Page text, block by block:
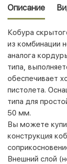
Описание
Кобура
из комбинации
аналога
типа,
обеспечивает
пистолета.
типа для
50 мм.
Вы можете
конструкция
Внешний слой